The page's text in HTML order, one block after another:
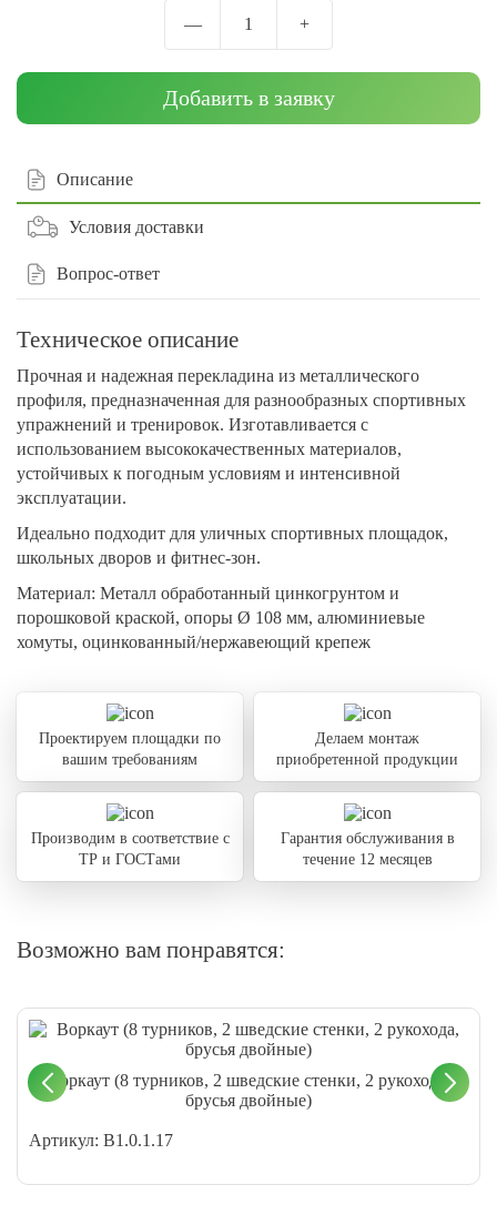
— 1 +
Добавить в заявку
Описание
Условия доставки
Вопрос-ответ
Техническое описание
Прочная и надежная перекладина из металлического
профиля, предназначенная для разнообразных спортивных
упражнений и тренировок. Изготавливается с
использованием высококачественных материалов,
устойчивых к погодным условиям и интенсивной
эксплуатации.
Идеально подходит для уличных спортивных площадок,
школьных дворов и фитнес-зон.
Материал: Металл обработанный цинкогрунтом и
порошковой краской, опоры Ø 108 мм, алюминиевые
хомуты, оцинкованный/нержавеющий крепеж
Проектируем площадки по
вашим требованиям
Делаем монтаж
приобретенной продукции
Производим в соответствие с
ТР и ГОСТами
Гарантия обслуживания в
течение 12 месяцев
Возможно вам понравятся:
Воркаут (8 турников, 2 шведские стенки, 2 рукохода,
брусья двойные)
Артикул: В1.0.1.17